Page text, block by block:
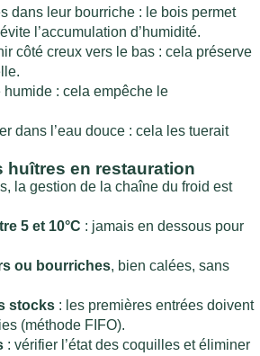
dans leur bourriche : le bois permet
l’accumulation d’humidité.
côté creux vers le bas : cela préserve
humide : cela empêche le
dans l’eau douce : cela les tuerait
huîtres en restauration
la gestion de la chaîne du froid est
5 et 10°C : jamais en dessous pour
ou bourriches, bien calées, sans
stocks : les premières entrées doivent
(méthode FIFO).
: vérifier l’état des coquilles et éliminer